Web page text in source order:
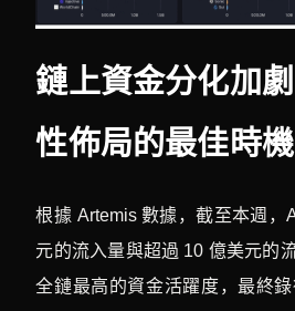
鏈上資金分化加
性佈局的最佳時機
根據 Artemis 數據，截至本週，
元的流入量與超過 10 億美元的
全鏈最高的資金活躍度，最終